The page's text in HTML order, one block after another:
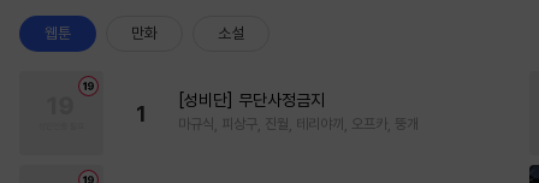
웹툰 만화 소설
1
[성비단] 무단사정금지
마규식, 피상구, 진월, 테리야끼, 오프카, 뚱개